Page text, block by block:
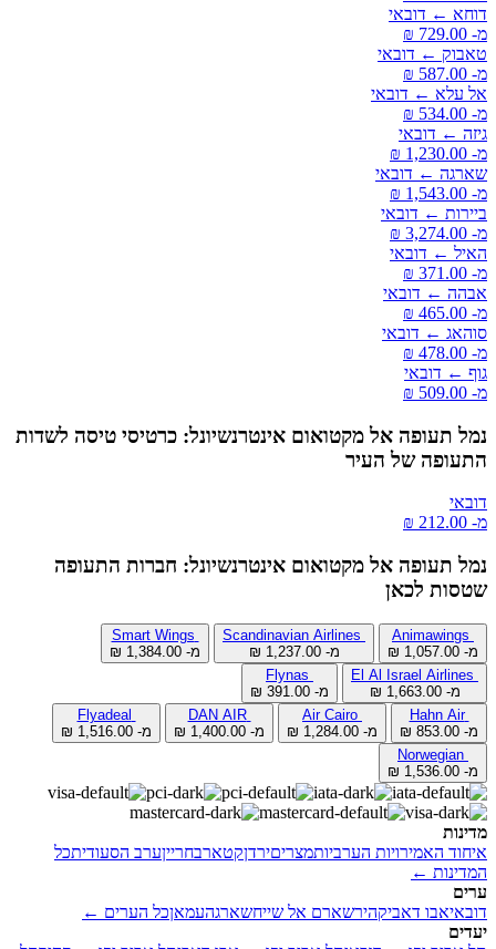
דוחא ← דובאי
מ- ‏729.00 ‏₪
טאבוק ← דובאי
מ- ‏587.00 ‏₪
אל עלא ← דובאי
מ- ‏534.00 ‏₪
גיזה ← דובאי
מ- ‏1,230.00 ‏₪
שארגה ← דובאי
מ- ‏1,543.00 ‏₪
ביירות ← דובאי
מ- ‏3,274.00 ‏₪
האיל ← דובאי
מ- ‏371.00 ‏₪
אבהה ← דובאי
מ- ‏465.00 ‏₪
סוהאג ← דובאי
מ- ‏478.00 ‏₪
גוף ← דובאי
מ- ‏509.00 ‏₪
נמל תעופה אל מקטואום אינטרנשיונל: כרטיסי טיסה לשדות
התעופה של העיר
דובאי
מ- ‏212.00 ‏₪
נמל תעופה אל מקטואום אינטרנשיונל: חברות התעופה
שטסות לכאן
מ- ‏1,057.00 ‏₪
מ- ‏1,237.00 ‏₪
מ- ‏1,384.00 ‏₪
מ- ‏1,663.00 ‏₪
מ- ‏391.00 ‏₪
Hahn Air
מ- ‏853.00 ‏₪
מ- ‏1,284.00 ‏₪
DAN AIR
מ- ‏1,400.00 ‏₪
מ- ‏1,516.00 ‏₪
מ- ‏1,536.00 ‏₪
מדינות
איחוד האמירויות הערביותמצריםירדןקטארבחרייןערב הסעודיתכל
המדינות ←
ערים
דובאיאבו דאביקהירשארם אל שייחשארגהעמאןכל הערים ←
יעדים